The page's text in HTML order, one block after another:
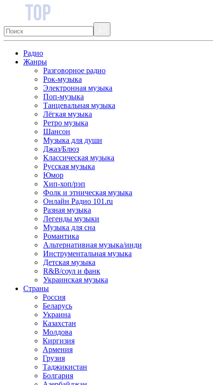
Радио
Жанры
Разговорное радио
Рок-музыка
Электронная музыка
Поп-музыка
Танцевальная музыка
Лёгкая музыка
Ретро музыка
Шансон
Музыка для души
Джаз/Блюз
Классическая музыка
Русская музыка
Юмор
Хип-хоп/рэп
Фолк и этническая музыка
Онлайн Радио 101.ru
Разная музыка
Легенды музыки
Музыка для сна
Романтика
Альтернативная музыка/инди
Инструментальная музыка
Детская музыка
R&B/cоул и фанк
Украинская музыка
Страны
Россия
Беларусь
Украина
Казахстан
Молдова
Киргизия
Армения
Грузия
Таджикистан
Болгария